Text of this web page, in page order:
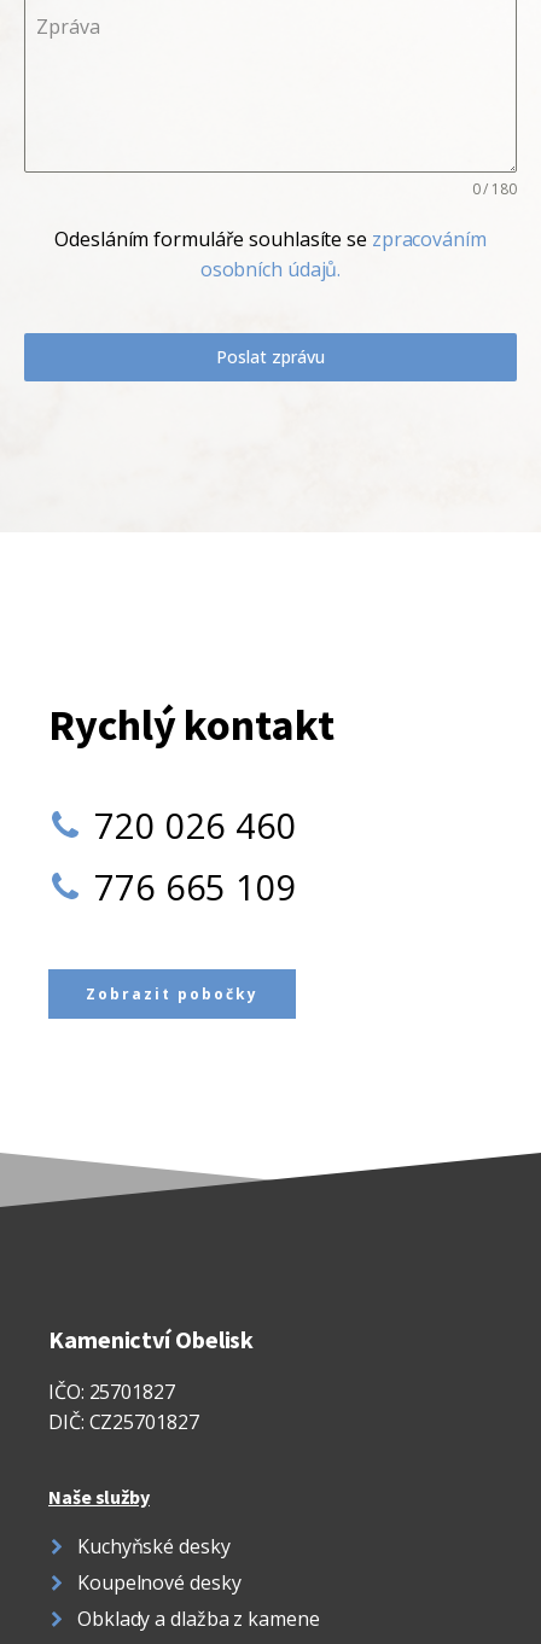
Zpráva
0 / 180
Odesláním formuláře souhlasíte se zpracováním
osobních údajů.
Poslat zprávu
Rychlý kontakt
720 026 460
776 665 109
Zobrazit pobočky
Kamenictví Obelisk
IČO: 25701827
DIČ: CZ25701827
Naše služby
Kuchyňské desky
Koupelnové desky
Obklady a dlažba z kamene